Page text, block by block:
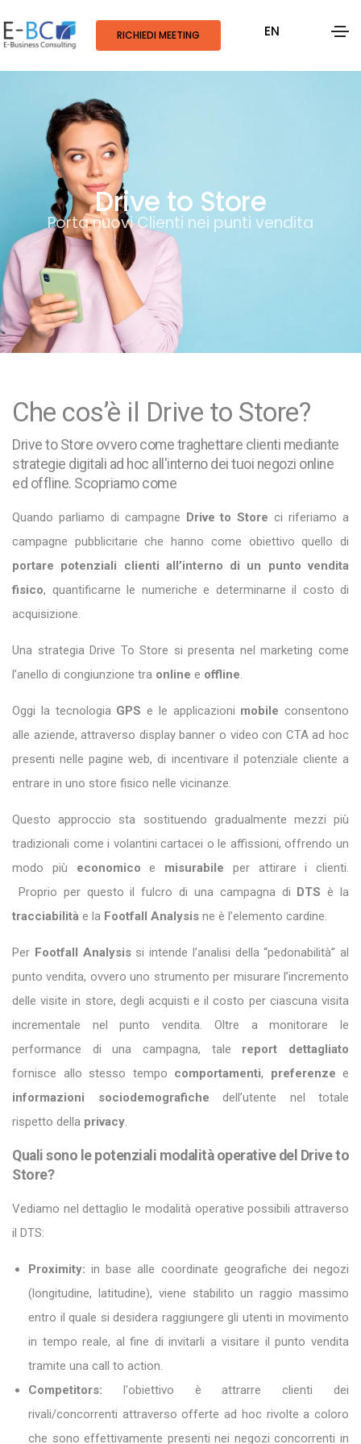
RICHIEDI MEETING EN
Drive to Store
Porta nuovi Clienti nei punti vendita
Che cos’è il Drive to Store?
Drive to Store ovvero come traghettare clienti mediante
strategie digitali ad hoc all'interno dei tuoi negozi online
ed offline. Scopriamo come
Quando parliamo di campagne Drive to Store ci riferiamo a
campagne pubblicitarie che hanno come obiettivo quello di
portare potenziali clienti all’interno di un punto vendita
fisico, quantificarne le numeriche e determinarne il costo di
acquisizione.
Una strategia Drive To Store si presenta nel marketing come
l’anello di congiunzione tra online e offline.
Oggi la tecnologia GPS e le applicazioni mobile consentono
alle aziende, attraverso display banner o video con CTA ad hoc
presenti nelle pagine web, di incentivare il potenziale cliente a
entrare in uno store fisico nelle vicinanze.
Questo approccio sta sostituendo gradualmente mezzi più
tradizionali come i volantini cartacei o le affissioni, offrendo un
modo più economico e misurabile per attirare i clienti.
Proprio per questo il fulcro di una campagna di DTSè la
tracciabilità e la Footfall Analysis ne è l’elemento cardine.
Per Footfall Analysissi intende l’analisi della “pedonabilità” al
punto vendita, ovvero uno strumento per misurare l’incremento
delle visite in store, degli acquisti e il costo per ciascuna visita
incrementale nel punto vendita. Oltre a monitorare le
performance di una campagna, tale report dettagliato
fornisce allo stesso tempo comportamenti, preferenze e
informazioni sociodemografiche dell’utente nel totale
rispetto della privacy.
Quali sono le potenziali modalità operative del Drive to
Store?
Vediamo nel dettaglio le modalità operative possibili attraverso
il DTS:
Proximity: in base alle coordinate geografiche dei negozi
(longitudine, latitudine), viene stabilito un raggio massimo
entro il quale si desidera raggiungere gli utenti in movimento
in tempo reale, al fine di invitarli a visitare il punto vendita
tramite una call to action.
Competitors: l'obiettivo è attrarre clienti dei
rivali/concorrenti attraverso offerte ad hoc rivolte a coloro
che sono effettivamente presenti nei negozi concorrenti in